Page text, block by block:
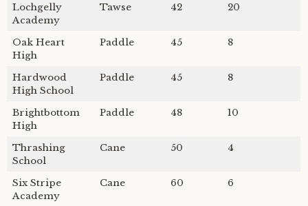
Lochgelly
Academy
Tawse 42 20
Oak Heart
High
Paddle 45 8
Hardwood
High School
Paddle 45 8
Brightbottom
High
Paddle 48 10
Thrashing
School
Cane 50 4
Six Stripe
Academy
Cane 60 6